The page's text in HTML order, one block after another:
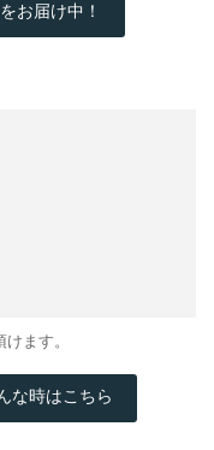
お届け中！
ます。
な時はこちら